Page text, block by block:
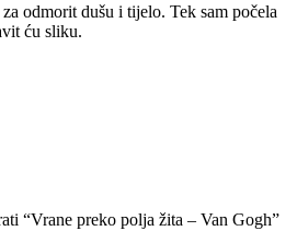
odmorit dušu i tijelo. Tek sam počela
ću sliku.
“Vrane preko polja žita – Van Gogh”